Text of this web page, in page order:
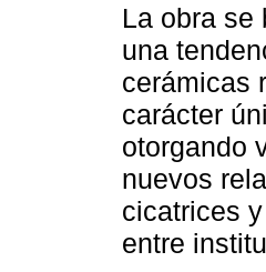
La obra
una
cerámicas
carácter
otorgando
nuevos
cicatrices
entre